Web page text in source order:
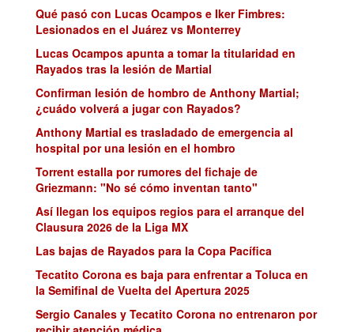
Qué pasó con Lucas Ocampos e Iker Fimbres:
Lesionados en el Juárez vs Monterrey
Lucas Ocampos apunta a tomar la titularidad en
Rayados tras la lesión de Martial
Confirman lesión de hombro de Anthony Martial;
¿cuádo volverá a jugar con Rayados?
Anthony Martial es trasladado de emergencia al
hospital por una lesión en el hombro
Torrent estalla por rumores del fichaje de
Griezmann: "No sé cómo inventan tanto"
Así llegan los equipos regios para el arranque del
Clausura 2026 de la Liga MX
Las bajas de Rayados para la Copa Pacífica
Tecatito Corona es baja para enfrentar a Toluca en
la Semifinal de Vuelta del Apertura 2025
Sergio Canales y Tecatito Corona no entrenaron por